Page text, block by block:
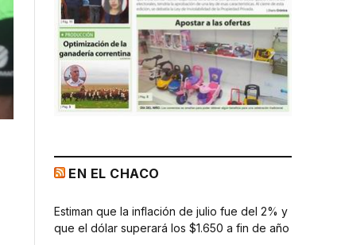
EN EL CHACO
Estiman que la inflación de julio fue del 2% y
que el dólar superará los $1.650 a fin de año